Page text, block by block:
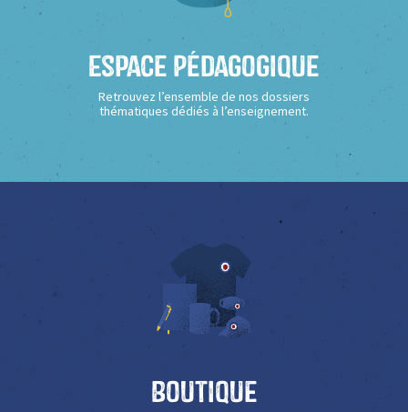
Espace Pédagogique
Retrouvez l’ensemble de nos dossiers
thématiques dédiés à l’enseignement.
Boutique